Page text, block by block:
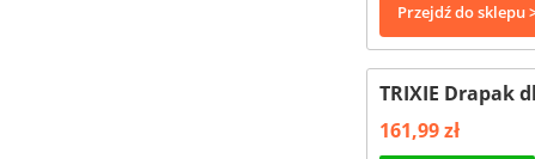
Przejdź do sklepu
TRIXIE Drapak
161,99 zł